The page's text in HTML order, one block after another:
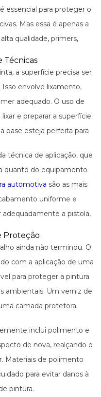
essencial para proteger o
Mas essa é apenas a
qualidade, primers,
Técnicas
a superfície precisa ser
envolve lixamento,
adequado. O uso de
e preparar a superfície
base esteja perfeita para
técnica de aplicação, que
quanto do equipamento
automotiva são as mais
uniforme e
adequadamente a pistola,
correta.
Proteção
ainda não terminou. O
com a aplicação de uma
para proteger a pintura
ambientais. Um verniz de
camada protetora
inclui polimento e
de nova, realçando o
Materiais de polimento
para evitar danos à
pintura.